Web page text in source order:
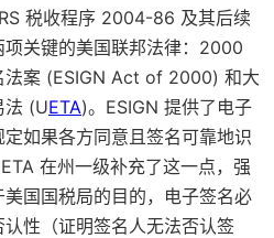
税收程序 2004-86 及其后续
关键的美国联邦法律：2000
法案 (ESIGN Act of 2000) 和大
法 (UETA)。ESIGN 提供了电子
如果各方同意且签名可靠地识
在州一级补充了这一点，强
国国税局的目的，电子签名必
性（证明签名人无法否认签